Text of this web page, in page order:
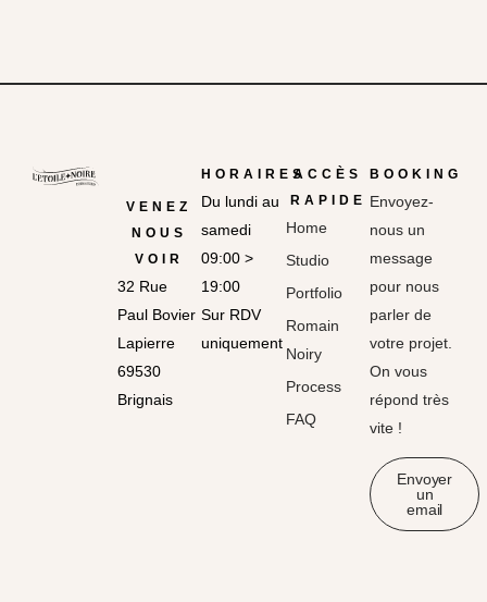
VENEZ
NOUS
VOIR
32 Rue
Paul Bovier
Lapierre
69530
Brignais
HORAIRES
Du lundi au
samedi
09:00 >
19:00
Sur RDV
uniquement
ACCÈS
RAPIDE
Home
Studio
Portfolio
Romain
Noiry
Process
FAQ
BOOKING
Envoyez-
nous un
message
pour nous
parler de
votre projet.
On vous
répond très
vite !
Envoyer
un
email